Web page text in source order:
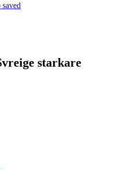
starkare